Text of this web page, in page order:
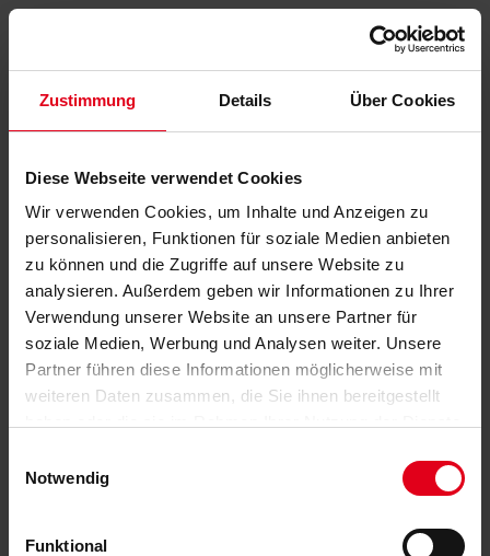
Zustimmung Details Über Cookies
Diese Webseite verwendet Cookies
Wir verwenden Cookies, um Inhalte und Anzeigen zu
personalisieren, Funktionen für soziale Medien anbieten
zu können und die Zugriffe auf unsere Website zu
analysieren. Außerdem geben wir Informationen zu Ihrer
Verwendung unserer Website an unsere Partner für
soziale Medien, Werbung und Analysen weiter. Unsere
Partner führen diese Informationen möglicherweise mit
weiteren Daten zusammen, die Sie ihnen bereitgestellt
Notwendig
Funktional